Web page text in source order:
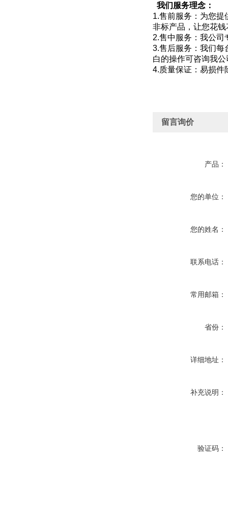
我们服务理念：
1.售前服务：为您
非标产品，让您花
2.售中服务：我公司
3.售后服务：我们每
白的操作可咨询我
4.质量保证：易损件
留言询价
产品：
您的单位：
您的姓名：
联系电话：
常用邮箱：
省份：
详细地址：
补充说明：
验证码：